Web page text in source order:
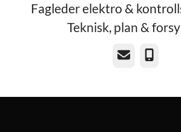
Fagleder elektro &
Teknisk, plan &
E-post